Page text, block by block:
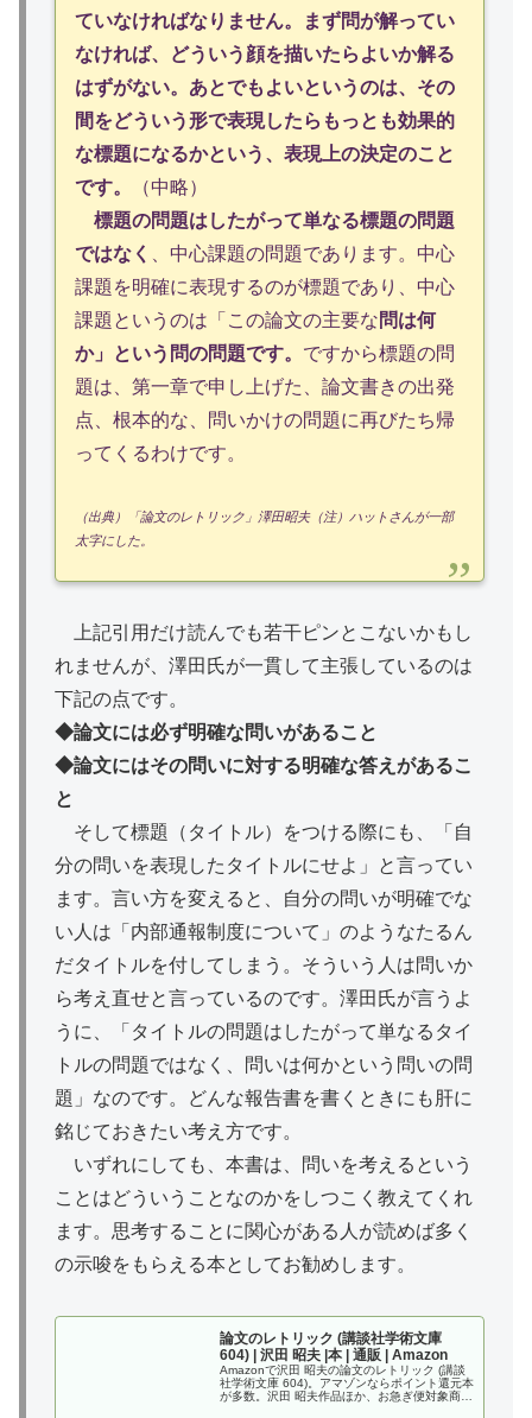
ていなければなりません。まず問が解ってい
なければ、どういう顔を描いたらよいか解る
はずがない。あとでもよいというのは、その
間をどういう形で表現したらもっとも効果的
な標題になるかという、表現上の決定のこと
です。
（中略）
標題の問題はしたがって単なる標題の問題
ではなく 、中心課題の問題であります。中心
課題を明確に表現するのが標題であり、中心
課題というのは「この論文の主要な問は何
か」という問の問題です。 ですから標題の問
題は、第一章で申し上げた、論文書きの出発
点、根本的な、問いかけの問題に再びたち帰
ってくるわけです。
（出典）「論文のレトリック」澤田昭夫（注）ハットさんが一部
太字にした。
上記引用だけ読んでも若干ピンとこないかもし
れませんが、澤田氏が一貫して主張しているのは
下記の点です。
◆論文には必ず明確な問いがあること
◆論文にはその問いに対する明確な答えがあるこ
と
そして標題（タイトル）をつける際にも、「自
分の問いを表現したタイトルにせよ」と言ってい
ます。言い方を変えると、自分の問いが明確でな
い人は「内部通報制度について」のようなたるん
だタイトルを付してしまう。そういう人は問いか
ら考え直せと言っているのです。澤田氏が言うよ
うに、「タイトルの問題はしたがって単なるタイ
トルの問題ではなく、問いは何かという問いの問
題」なのです。どんな報告書を書くときにも肝に
銘じておきたい考え方です。
いずれにしても、本書は、問いを考えるという
ことはどういうことなのかをしつこく教えてくれ
ます。思考することに関心がある人が読めば多く
の示唆をもらえる本としてお勧めします。
論文のレトリック (講談社学術文庫
604) | 沢田 昭夫 |本 | 通販 | Amazon
Amazonで沢田 昭夫の論文のレトリック (講談
社学術文庫 604)。アマゾンならポイント還元本
が多数。沢田 昭夫作品ほか、お急ぎ便対象商品